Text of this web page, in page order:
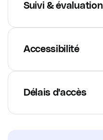
Suivi & évaluation
Accessibilité
Délais d'accès